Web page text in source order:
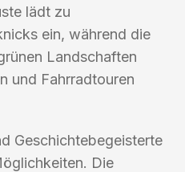
lädt zu
ein, während die
Landschaften
und Fahrradtouren
Geschichtebegeisterte
Die